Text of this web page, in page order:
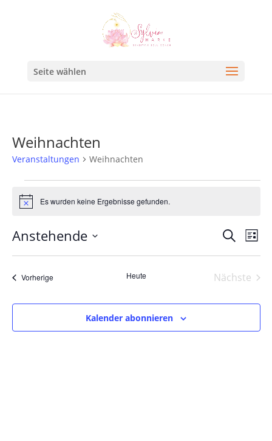
Seite wählen
Weihnachten
Veranstaltungen Weihnachten
HinweisEs wurden keine Ergebnisse gefunden.
Suche
und
SucheListe
Anstehende
Datum
wählen.
VorherigeVeranstaltungen Heute
Nächste
Kalender abonnieren